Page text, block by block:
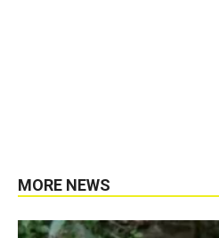
MORE NEWS